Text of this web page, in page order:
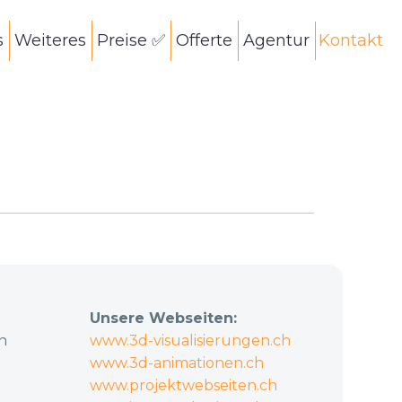
Weiteres Preise ✅ Offerte Agentur Kontakt
Unsere Webseiten:
www.3d-visualisierungen.ch
www.3d-animationen.ch
www.projektwebseiten.ch